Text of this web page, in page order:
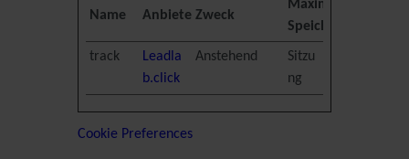
Name AnbieterZweck
Maximale
Speicherdauer
track
Leadla
b.click
Anstehend
Sitzu
ng
Cookie Preferences